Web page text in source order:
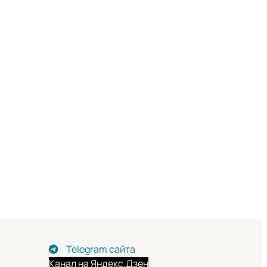
Telegram сайта
Канал на Яндекс.Дзен